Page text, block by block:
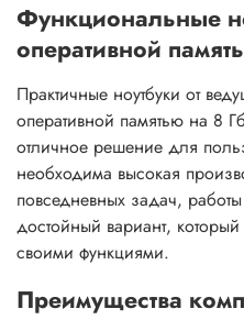
Функциональные
оперативной
Практичные ноутбуки от
оперативной памятью на 8
отличное решение для
необходима высокая
повседневных задач,
достойный вариант,
своими функциями.
Преимущества